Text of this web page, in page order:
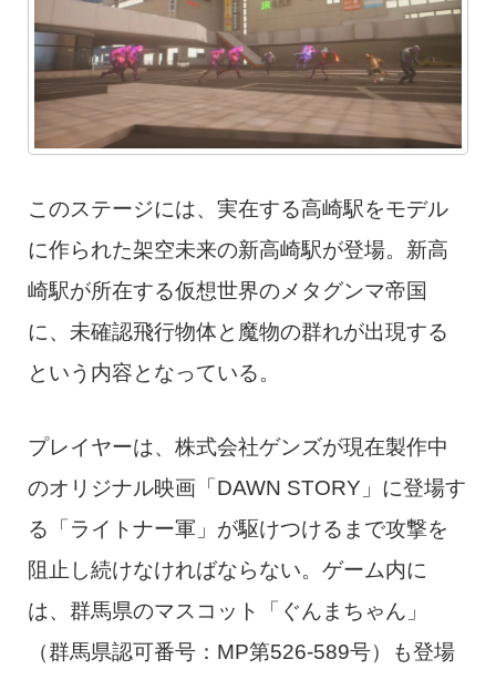
このステージには、実在する高崎駅をモデル
に作られた架空未来の新高崎駅が登場。新高
崎駅が所在する仮想世界のメタグンマ帝国
に、未確認飛行物体と魔物の群れが出現する
という内容となっている。
プレイヤーは、株式会社ゲンズが現在製作中
のオリジナル映画「DAWN STORY」に登場す
る「ライトナー軍」が駆けつけるまで攻撃を
阻止し続けなければならない。ゲーム内に
は、群馬県のマスコット「ぐんまちゃん」
（群馬県認可番号：MP第526-589号）も登場